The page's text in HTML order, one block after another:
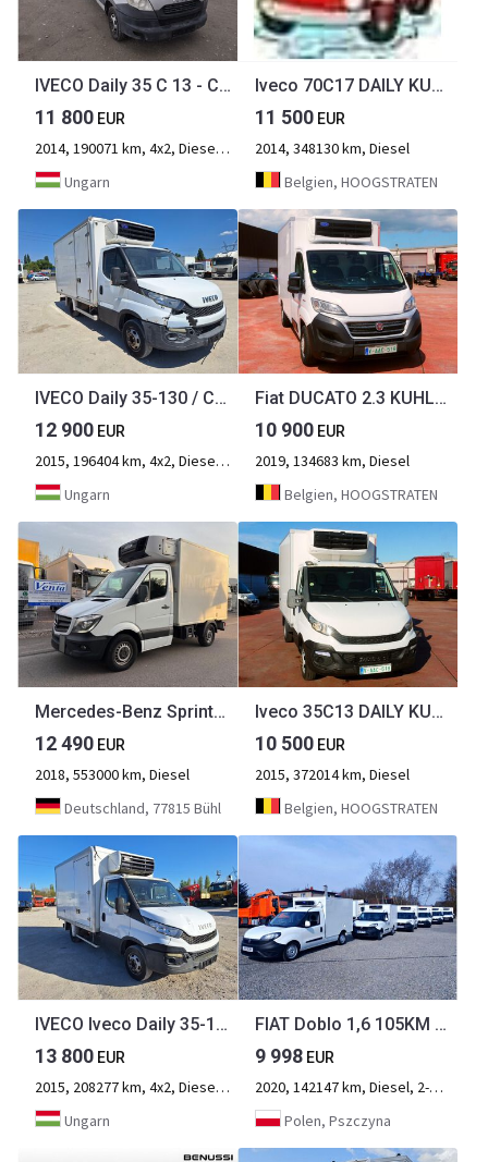
IVECO Daily 35 C 13 - Carrier Xarios 500 frigo
11 800 EUR
2014, 190071 km, 4x2, Diesel, 2-Achse
Ungarn
Iveco 70C17 DAILY KUHLKOFFER CARRIER XARIOS 500 FLEISH
11 500 EUR
2014, 348130 km, Diesel
Belgien, HOOGSTRATEN
IVECO Daily 35-130 / Carrier Xarios 500 Frigo
12 900 EUR
2015, 196404 km, 4x2, Diesel, 2-Achse
Ungarn
Fiat DUCATO 2.3 KUHLKOFFER CARRIER XARIOS 500 134tkm
10 900 EUR
2019, 134683 km, Diesel
Belgien, HOOGSTRATEN
Mercedes-Benz Sprinter II 316 CDI, +- 30 Diesel, Strom
12 490 EUR
2018, 553000 km, Diesel
Deutschland, 77815 Bühl
Iveco 35C13 DAILY KUHLKOFFER CARRIER XARIOS 500 -29c
10 500 EUR
2015, 372014 km, Diesel
Belgien, HOOGSTRATEN
IVECO Iveco Daily 35-130 Carrier Xarios 500 Frigo
13 800 EUR
2015, 208277 km, 4x2, Diesel, 2-Achse
Ungarn
FIAT Doblo 1,6 105KM Chłodnia Klima Xarios 200
9 998 EUR
2020, 142147 km, Diesel, 2-Achse
Polen, Pszczyna